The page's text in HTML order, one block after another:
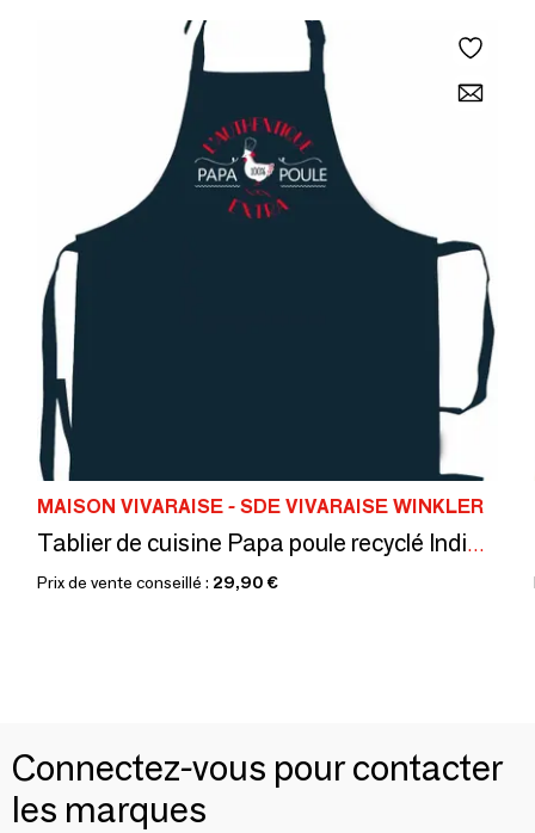
MAISON VIVARAISE - SDE VIVARAISE WINKLER
Tablier de cuisine Papa poule recyclé Indigo 72 x 90
Prix de vente conseillé : 29,90 €
Connectez-vous pour contacter
les marques